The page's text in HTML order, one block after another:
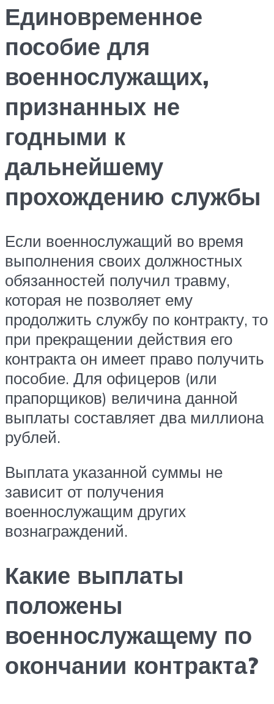
Единовременное
пособие для
военнослужащих,
признанных не
годными к
дальнейшему
прохождению службы
Если военнослужащий во время
выполнения своих должностных
обязанностей получил травму,
которая не позволяет ему
продолжить службу по контракту, то
при прекращении действия его
контракта он имеет право получить
пособие. Для офицеров (или
прапорщиков) величина данной
выплаты составляет два миллиона
рублей.
Выплата указанной суммы не
зависит от получения
военнослужащим других
вознаграждений.
Какие выплаты
положены
военнослужащему по
окончании контракта?